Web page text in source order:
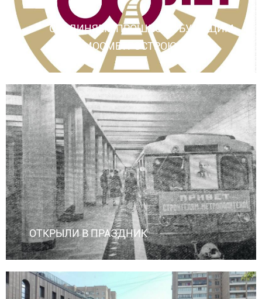
СОЕДИНЯЕМ ПРОШЛОЕ С БУДУЩИМ.
МОСМЕТРОСТРОЮ – 88!
ОТКРЫЛИ В ПРАЗДНИК